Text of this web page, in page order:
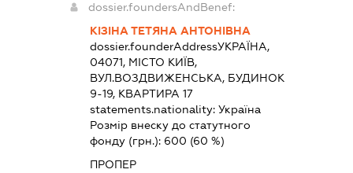
dossier.foundersAndBenef:
КІЗІНА ТЕТЯНА АНТОНІВНА
dossier.founderAddressУКРАЇНА,
04071, МІСТО КИЇВ,
ВУЛ.ВОЗДВИЖЕНСЬКА, БУДИНОК
9-19, КВАРТИРА 17
statements.nationality:Україна
Розмір внеску до статутного
фонду (грн.): 600 (60 %)
ПРОПЕР